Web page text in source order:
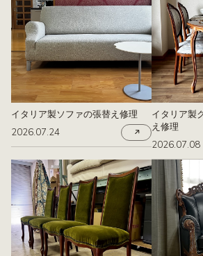
イタリア製ソファの張替え修理
2026.07.24
イタリア製
え修理
2026.07.08